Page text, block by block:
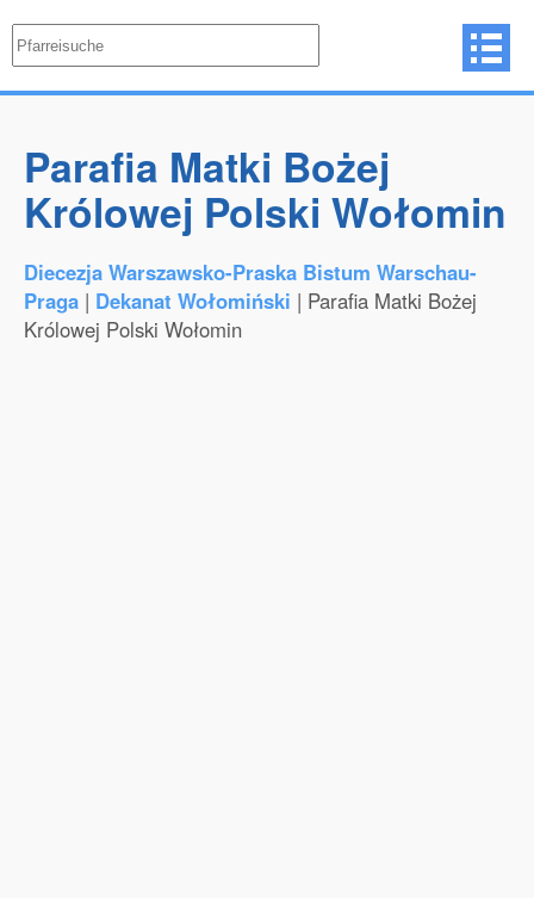
Parafia Matki Bożej
Królowej Polski Wołomin
Diecezja Warszawsko-Praska Bistum Warschau-
Praga | Dekanat Wołomiński | Parafia Matki Bożej
Królowej Polski Wołomin